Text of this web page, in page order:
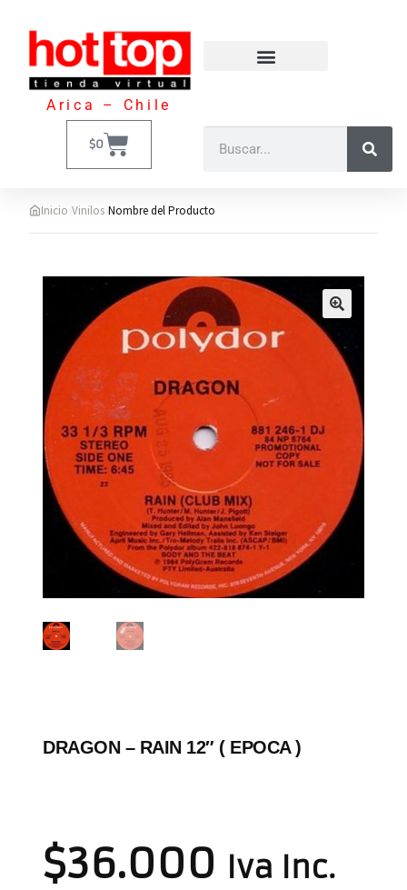
Arica – Chile
$0
Inicio›Vinilos›Nombre del Producto
DRAGON – RAIN 12″ ( EPOCA )
$36.000 Iva Inc.